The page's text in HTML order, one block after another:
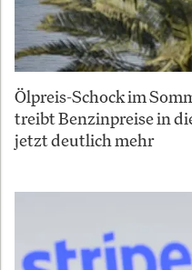
Ölpreis-Schock im
treibt Benzinpreise in
jetzt deutlich mehr